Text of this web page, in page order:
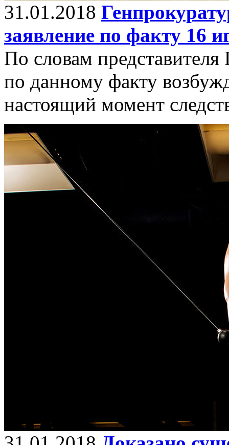
31.01.2018
заявление по факту 16
По словам
по данному факту
настоящий момент